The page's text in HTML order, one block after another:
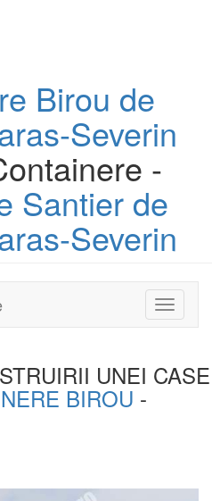
Birou de
Severin
-
Santier de
Severin
Toggle
UNEI CASE
BIROU -